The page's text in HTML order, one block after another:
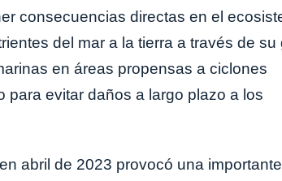
consecuencias directas en el
del mar a la tierra a través de su
en áreas propensas a ciclones
para evitar daños a largo plazo a los
abril de 2023 provocó una importante